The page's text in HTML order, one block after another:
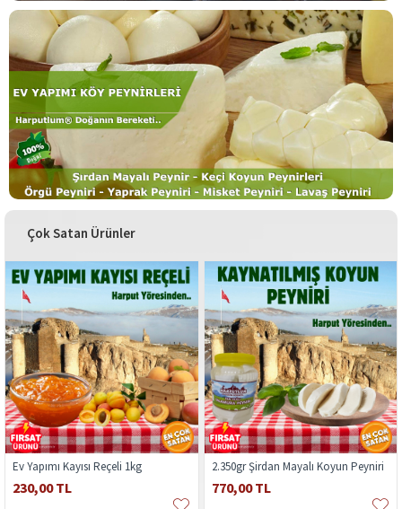
Çok Satan Ürünler
Ev Yapımı Kayısı Reçeli 1kg
230,00 TL
2.350gr Şirdan Mayalı Koyun Peyniri
770,00 TL